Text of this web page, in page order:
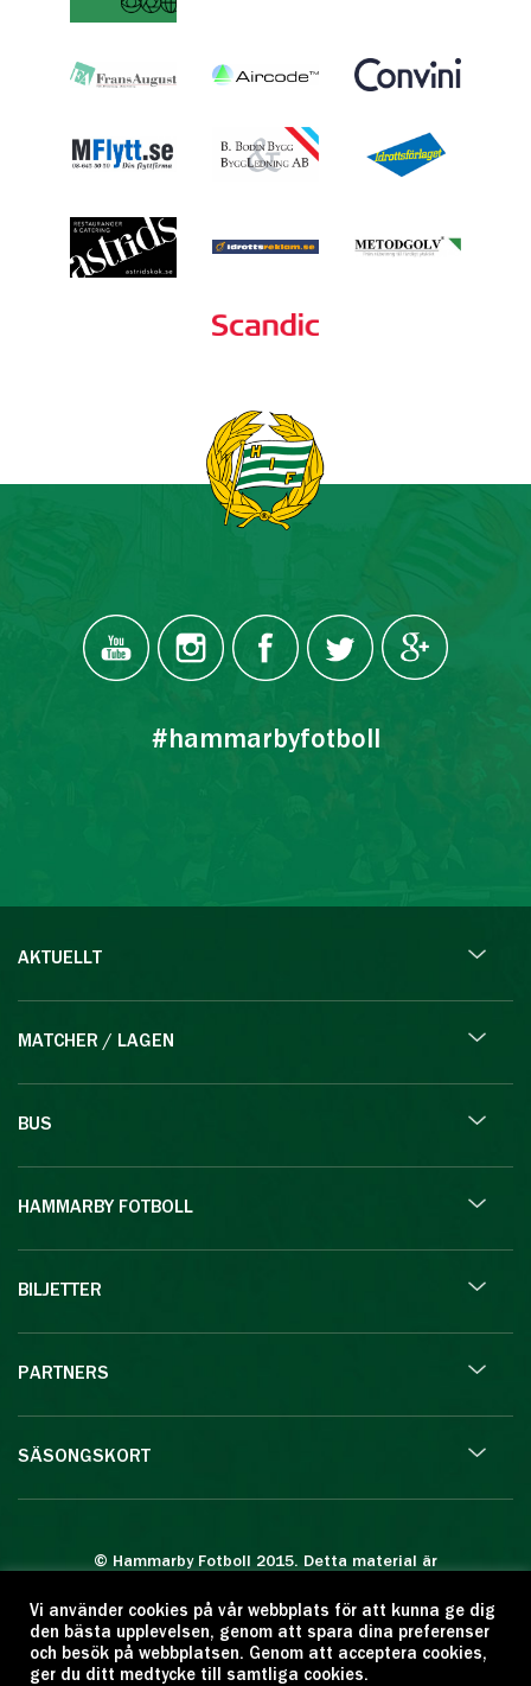
#hammarbyfotboll
AKTUELLT
MATCHER / LAGEN
BUS
HAMMARBY FOTBOLL
BILJETTER
PARTNERS
SÄSONGSKORT
© Hammarby Fotboll 2015. Detta material är
Eftertryck eller annan kopiering är förbjuden.
Citera oss gärna men ange källan:
www.hammarbyfotboll.se. Ansvarig utgivare:
Vi använder cookies på vår webbplats för att kunna ge dig
den bästa upplevelsen, genom att spara dina preferenser
och besök på webbplatsen. Genom att acceptera cookies,
ger du ditt medtycke till samtliga cookies.